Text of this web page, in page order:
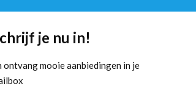
je nu in!
ontvang mooie aanbiedingen in je